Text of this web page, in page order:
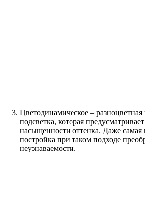
Цветодинамическое –
подсветка, которая
насыщенности оттенка. Даже самая
постройка при таком подходе
неузнаваемости.